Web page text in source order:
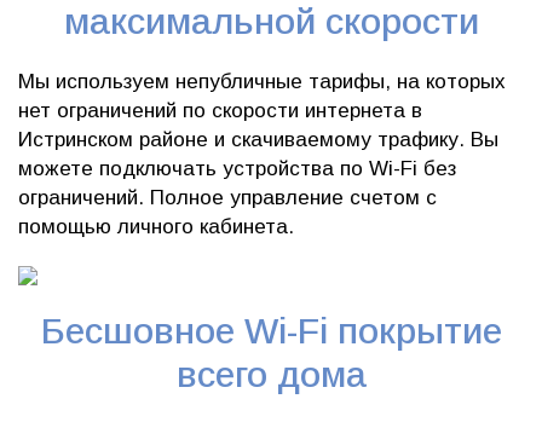
максимальной скорости
Мы используем непубличные тарифы, на которых
нет ограничений по скорости интернета в
Истринском районе и скачиваемому трафику. Вы
можете подключать устройства по Wi-Fi без
ограничений. Полное управление счетом с
помощью личного кабинета.
Бесшовное Wi-Fi покрытие
всего дома